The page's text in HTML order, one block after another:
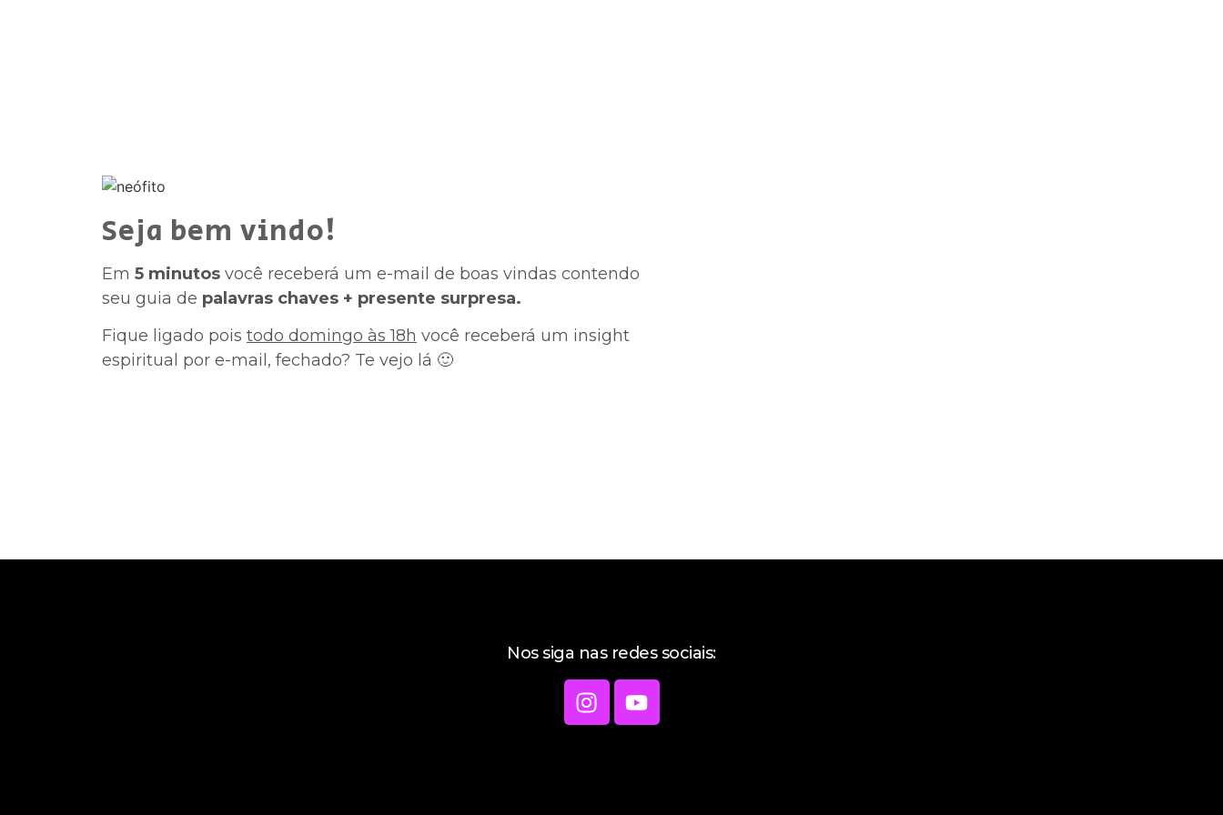
Seja bem vindo!
Em 5 minutos você receberá um e-mail de boas vindas contendo
seu guia de palavras chaves + presente surpresa.
Fique ligado pois todo domingo às 18h você receberá um insight
espiritual por e-mail, fechado? Te vejo lá 🙂
Nos siga nas redes sociais: